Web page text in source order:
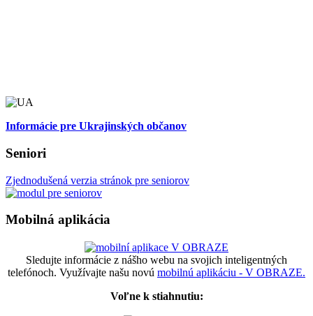
Informácie pre Ukrajinských občanov
Seniori
Zjednodušená verzia stránok pre seniorov
Mobilná aplikácia
Sledujte informácie z nášho webu na svojich inteligentných
telefónoch. Využívajte našu novú mobilnú aplikáciu - V OBRAZE.
Voľne k stiahnutiu: